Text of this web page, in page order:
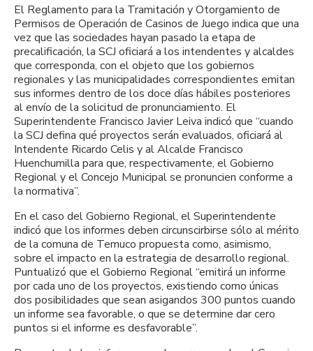
El Reglamento para la Tramitación y Otorgamiento de
Permisos de Operación de Casinos de Juego indica que una
vez que las sociedades hayan pasado la etapa de
precalificación, la SCJ oficiará a los intendentes y alcaldes
que corresponda, con el objeto que los gobiernos
regionales y las municipalidades correspondientes emitan
sus informes dentro de los doce días hábiles posteriores
al envío de la solicitud de pronunciamiento. El
Superintendente Francisco Javier Leiva indicó que “cuando
la SCJ defina qué proyectos serán evaluados, oficiará al
Intendente Ricardo Celis y al Alcalde Francisco
Huenchumilla para que, respectivamente, el Gobierno
Regional y el Concejo Municipal se pronuncien conforme a
la normativa”.
En el caso del Gobierno Regional, el Superintendente
indicó que los informes deben circunscirbirse sólo al mérito
de la comuna de Temuco propuesta como, asimismo,
sobre el impacto en la estrategia de desarrollo regional.
Puntualizó que el Gobierno Regional “emitirá un informe
por cada uno de los proyectos, existiendo como únicas
dos posibilidades que sean asigandos 300 puntos cuando
un informe sea favorable, o que se determine dar cero
puntos si el informe es desfavorable”.